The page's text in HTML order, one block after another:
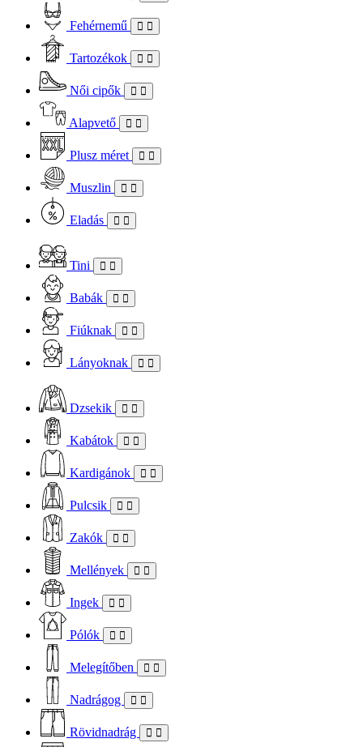
Fehérnemű
Tartozékok
Női cipők
Alapvető
Plusz méret
Muszlin
Eladás
Tini
Babák
Fiúknak
Lányoknak
Dzsekik
Kabátok
Kardigánok
Pulcsik
Zakók
Mellények
Ingek
Pólók
Melegítőben
Nadrágog
Rövidnadrág